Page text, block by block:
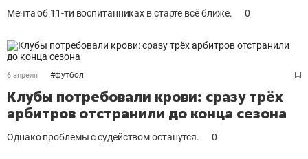
Мечта об 11-ти воспитанниках в старте всё ближе. 0
6 апреля #футбол
Клубы потребовали крови: сразу трёх
арбитров отстранили до конца сезона
Однако проблемы с судейством останутся. 0